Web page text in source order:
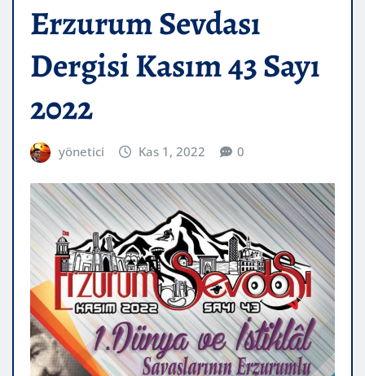
Erzurum Sevdası
Dergisi Kasım 43 Sayı
2022
yönetici Kas 1, 2022 0